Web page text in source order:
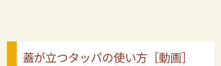
蓋が立つタッパの使い方［動画］